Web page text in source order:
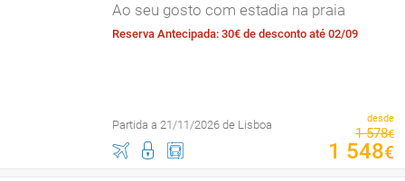
Ao seu gosto com estadia na praia
Reserva Antecipada: 30€ de desconto até 02/09
Partida a 21/11/2026 de Lisboa desde
1 578€
1 548€